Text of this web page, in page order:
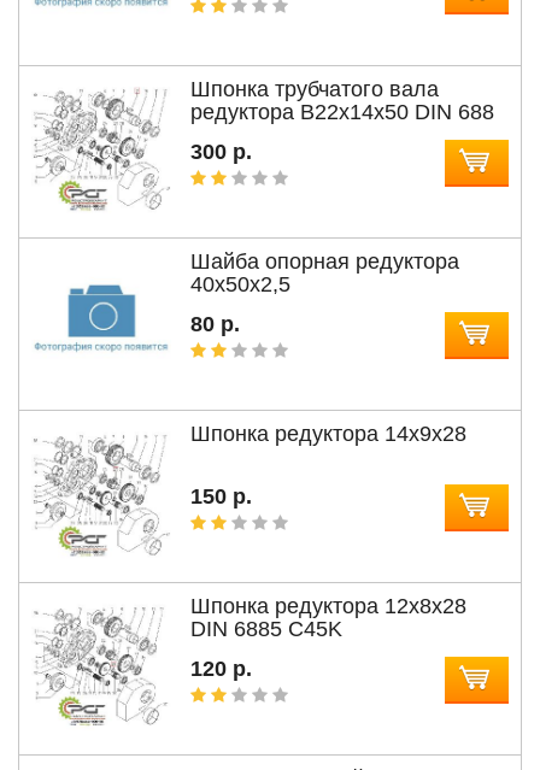
Шпонка трубчатого вала
редуктора B22x14x50 DIN 688
300 р.
Шайба опорная редуктора
40x50x2,5
80 р.
Шпонка редуктора 14x9x28
150 р.
Шпонка редуктора 12x8x28
DIN 6885 C45K
120 р.